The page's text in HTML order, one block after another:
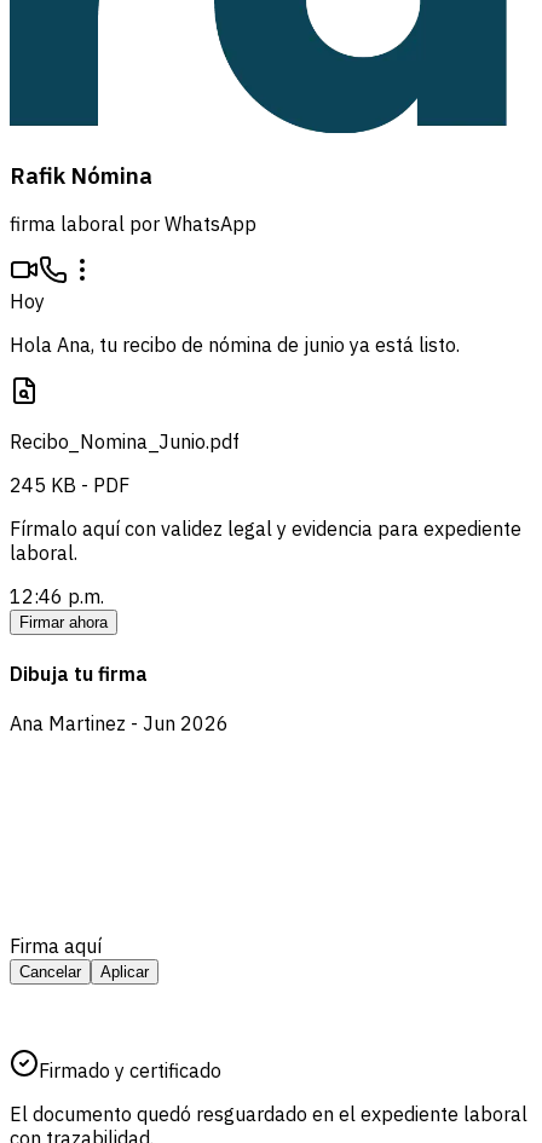
Rafik Nómina
firma laboral por WhatsApp
Hoy
Hola Ana, tu recibo de nómina de junio ya está listo.
Recibo_Nomina_Junio.pdf
245 KB - PDF
Fírmalo aquí con validez legal y evidencia para expediente
laboral.
12:46 p.m.
Firmar ahora
Dibuja tu firma
Ana Martinez - Jun 2026
Firma aquí
Cancelar Aplicar
Firmado y certificado
El documento quedó resguardado en el expediente laboral
con trazabilidad.